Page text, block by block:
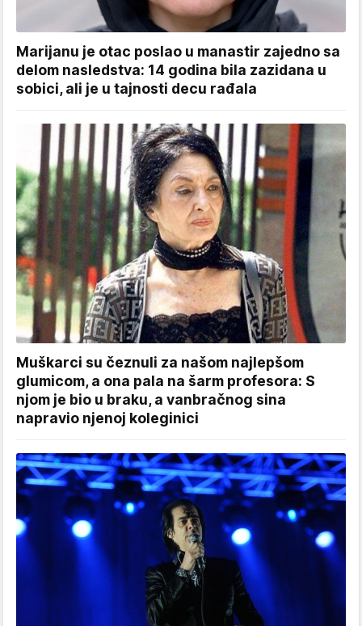
Marijanu je otac poslao u manastir zajedno sa
delom nasledstva: 14 godina bila zazidana u
sobici, ali je u tajnosti decu rađala
Muškarci su čeznuli za našom najlepšom
glumicom, a ona pala na šarm profesora: S
njom je bio u braku, a vanbračnog sina
napravio njenoj koleginici